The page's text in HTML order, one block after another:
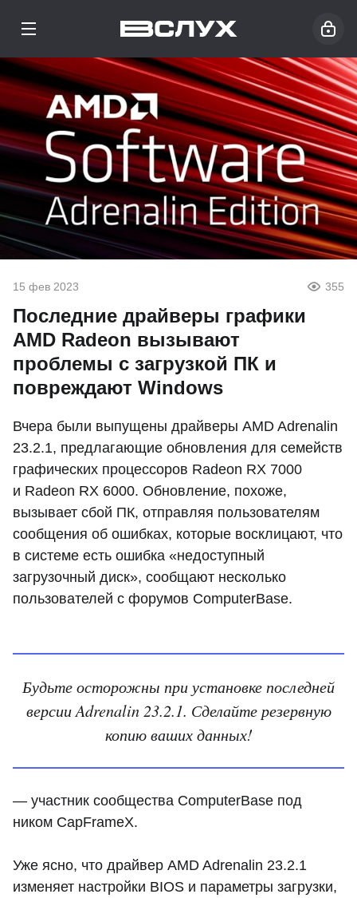
15 фев 2023 355
Последние драйверы графики
AMD Radeon вызывают
проблемы с загрузкой ПК и
повреждают Windows
Вчера были выпущены драйверы AMD Adrenalin
23.2.1, предлагающие обновления для семейств
графических процессоров Radeon RX 7000
и Radeon RX 6000. Обновление, похоже,
вызывает сбой ПК, отправляя пользователям
сообщения об ошибках, которые восклицают, что
в системе есть ошибка «недоступный
загрузочный диск», сообщают несколько
пользователей с форумов ComputerBase.
Будьте осторожны при установке последней
версии Adrenalin 23.2.1. Сделайте резервную
копию ваших данных!
— участник сообщества ComputerBase под
ником CapFrameX.
Уже ясно, что драйвер AMD Adrenalin 23.2.1
изменяет настройки BIOS и параметры загрузки,